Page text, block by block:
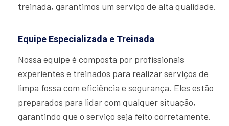
treinada, garantimos um serviço de alta qualidade.
Equipe Especializada e Treinada
Nossa equipe é composta por profissionais
experientes e treinados para realizar serviços de
limpa fossa com eficiência e segurança. Eles estão
preparados para lidar com qualquer situação,
garantindo que o serviço seja feito corretamente.